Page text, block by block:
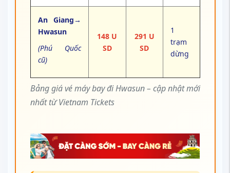
Bảng giá vé máy bay đi Hwasun – cập nhật mới
nhất từ Vietnam Tickets
An Giang→
Hwasun
(Phú Quốc
cũ)
148 U
SD
291 U
SD
1
trạm
dừng